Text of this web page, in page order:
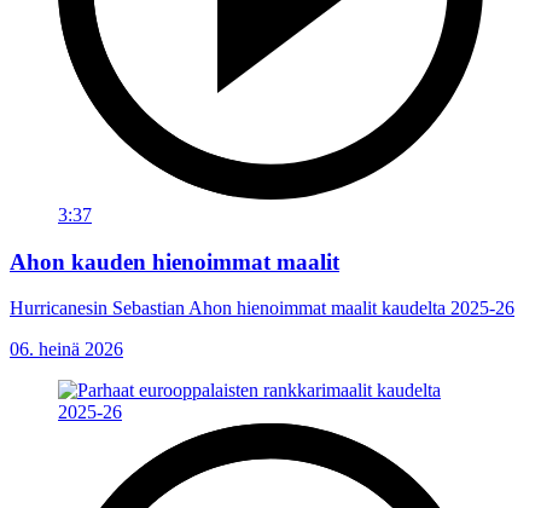
3:37
Ahon kauden hienoimmat maalit
Hurricanesin Sebastian Ahon hienoimmat maalit kaudelta 2025-26
06. heinä 2026